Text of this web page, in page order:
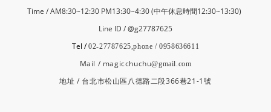
Time / AM8:30~12:30 PM13:30~4:30 (中午休息時間12:30~13:30)
Line ID / @g27787625
Tel /02-27787625,phone / 0958636611
Mail / magicchuchu@gmail.com
地址 / 台北市松山區八德路二段366巷21-1號